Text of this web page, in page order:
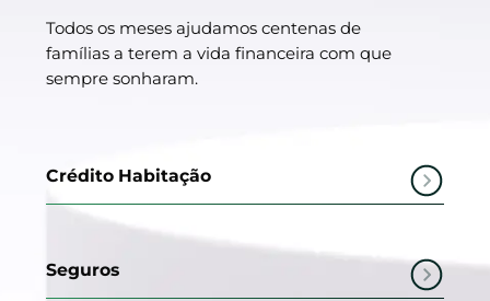
Todos os meses ajudamos centenas de
famílias a terem a vida financeira com que
sempre sonharam.
Crédito Habitação
Seguros